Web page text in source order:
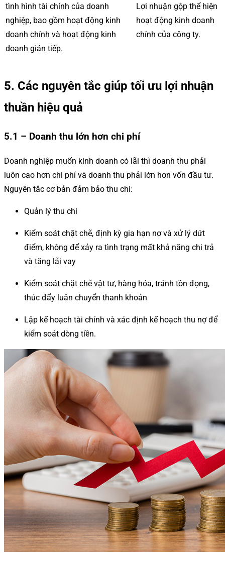
tình hình tài chính của doanh
nghiệp, bao gồm hoạt động kinh
doanh chính và hoạt động kinh
doanh gián tiếp.
Lợi nhuận gộp thể hiện
hoạt động kinh doanh
chính của công ty.
5. Các nguyên tắc giúp tối ưu lợi nhuận
thuần hiệu quả
5.1 – Doanh thu lớn hơn chi phí
Doanh nghiệp muốn kinh doanh có lãi thì doanh thu phải
luôn cao hơn chi phí và doanh thu phải lớn hơn vốn đầu tư.
Nguyên tắc cơ bản đảm bảo thu chi:
Quản lý thu chi
Kiểm soát chặt chẽ, định kỳ gia hạn nợ và xử lý dứt
điểm, không để xảy ra tình trạng mất khả năng chi trả
và tăng lãi vay
Kiểm soát chặt chẽ vật tư, hàng hóa, tránh tồn đọng,
thúc đẩy luân chuyển thanh khoản
Lập kế hoạch tài chính và xác định kế hoạch thu nợ để
kiểm soát dòng tiền.